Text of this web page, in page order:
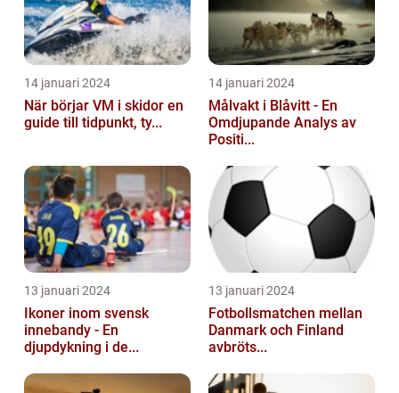
14 januari 2024
När börjar VM i skidor en
guide till tidpunkt, ty...
14 januari 2024
Målvakt i Blåvitt - En
Omdjupande Analys av
Positi...
13 januari 2024
Ikoner inom svensk
innebandy - En
djupdykning i de...
13 januari 2024
Fotbollsmatchen mellan
Danmark och Finland
avbröts...